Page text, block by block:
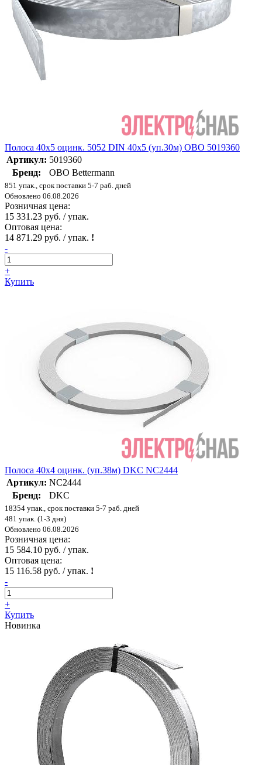
Полоса 40х5 оцинк. 5052 DIN 40х5 (уп.30м) OBO 5019360
Артикул: 5019360
Бренд:
OBO Bettermann
851 упак., срок поставки 5-7 раб. дней
Обновлено 06.08.2026
Розничная цена:
15 331.23 руб. / упак.
Оптовая цена:
14 871.29 руб. / упак. !
-
+
Купить
Полоса 40х4 оцинк. (уп.38м) DKC NC2444
Артикул: NC2444
Бренд:
DKC
18354 упак., срок поставки 5-7 раб. дней
481 упак. (1-3 дня)
Обновлено 06.08.2026
Розничная цена:
15 584.10 руб. / упак.
Оптовая цена:
15 116.58 руб. / упак. !
-
+
Купить
Новинка